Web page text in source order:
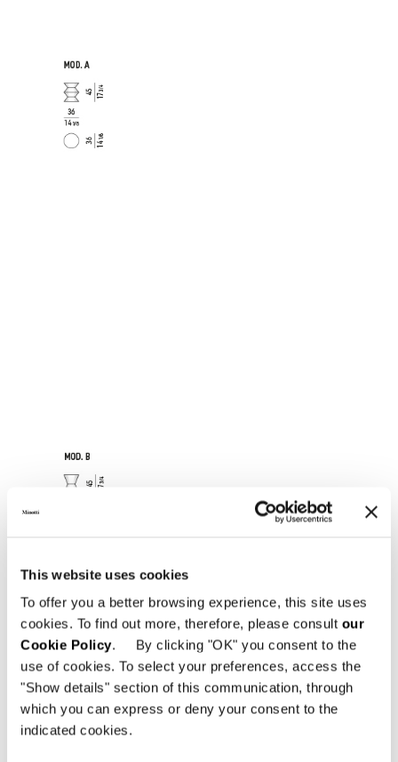
This website uses cookies
To offer you a better browsing experience, this site uses
cookies. To find out more, therefore, please consult our
Cookie Policy. By clicking "OK" you consent to the
use of cookies. To select your preferences, access the
"Show details" section of this communication, through
which you can express or deny your consent to the
indicated cookies.